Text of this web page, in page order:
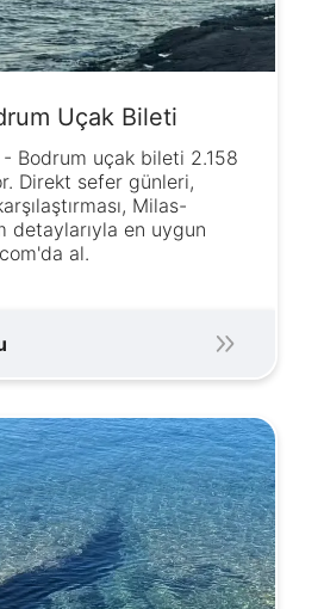
Uçak Bileti
- Bodrum uçak bileti 2.158
Direkt sefer günleri,
Milas-
detaylarıyla en uygun
al.